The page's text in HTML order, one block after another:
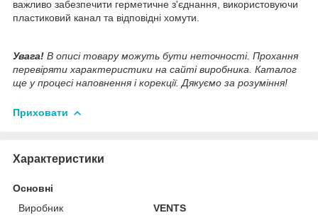
важливо забезпечити герметичне з'єднання, використовуючи
пластиковий канал та відповідні хомути.
Увага! В описі товару можуть бути неточності. Прохання
перевіряти характеристики на сайті виробника. Каталог
ще у процесі наповнення і корекції. Дякуємо за розуміння!
Приховати
Характеристики
Основні
Виробник
VENTS